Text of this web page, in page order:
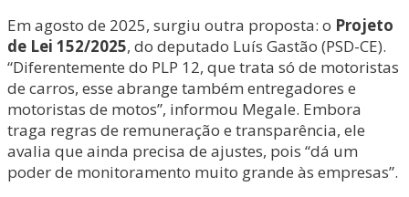
Em agosto de 2025, surgiu outra proposta: o Projeto
de Lei 152/2025, do deputado Luís Gastão (PSD-CE).
“Diferentemente do PLP 12, que trata só de motoristas
de carros, esse abrange também entregadores e
motoristas de motos”, informou Megale. Embora
traga regras de remuneração e transparência, ele
avalia que ainda precisa de ajustes, pois “dá um
poder de monitoramento muito grande às empresas”.